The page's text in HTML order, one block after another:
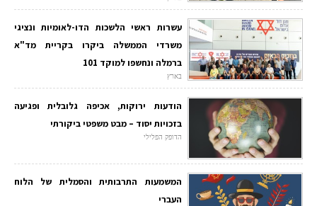
עשרות ראשי הלשכות הדו-לאומיות ונציגי
משרדי הממשלה ביקרו בקריית מד"א
ברמלה ונחשפו למוקד 101
בארץ
הודעות ירוקות, אכיפה גלובלית ופגיעה
בזכויות יסוד – מבט משפטי ביקורתי
הדופק הפלילי
המשמעות התרבותית והסמלית של הלוח
העברי